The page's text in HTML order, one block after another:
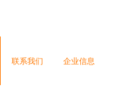
联系我们 企业信息